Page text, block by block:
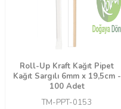
Roll-Up Kraft Kağıt Pipet
Kağıt Sargılı 6mm x 19,5cm -
100 Adet
TM-PPT-0153